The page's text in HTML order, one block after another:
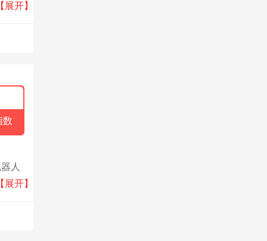
健、
【展开】
数
人
全
【展开】